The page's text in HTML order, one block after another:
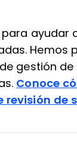
ayudar
Hemos
gestión
Conoce
revisión de